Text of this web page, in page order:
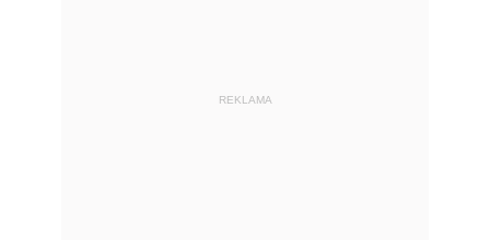
REKLAMA